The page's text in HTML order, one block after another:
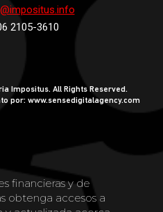
2105-3610
Impositus. All Rights Reserved.
por: www.sensedigitalagency.com
financieras y de
obtenga accesos a